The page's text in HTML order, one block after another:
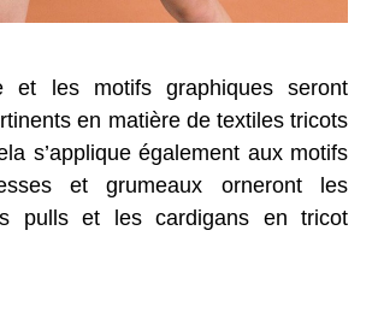
et les motifs graphiques seront
en matière de textiles tricots
s’applique également aux motifs
et grumeaux orneront les
pulls et les cardigans en tricot